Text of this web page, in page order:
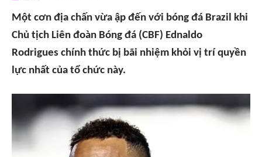
Một cơn địa chấn vừa ập đến với bóng đá Brazil khi
Chủ tịch Liên đoàn Bóng đá (CBF) Ednaldo
Rodrigues chính thức bị bãi nhiệm khỏi vị trí quyền
lực nhất của tổ chức này.